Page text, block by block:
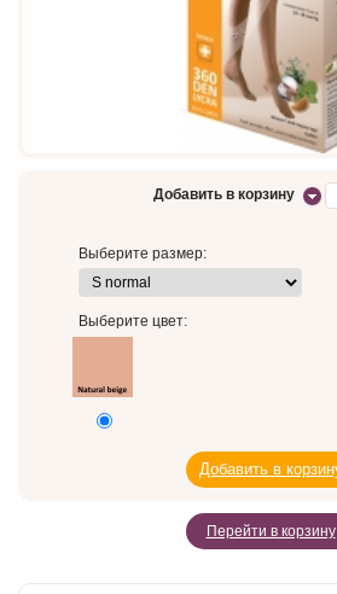
Добавить в корзину
Выберите размер:
Выберите цвет:
Перейти в корзину